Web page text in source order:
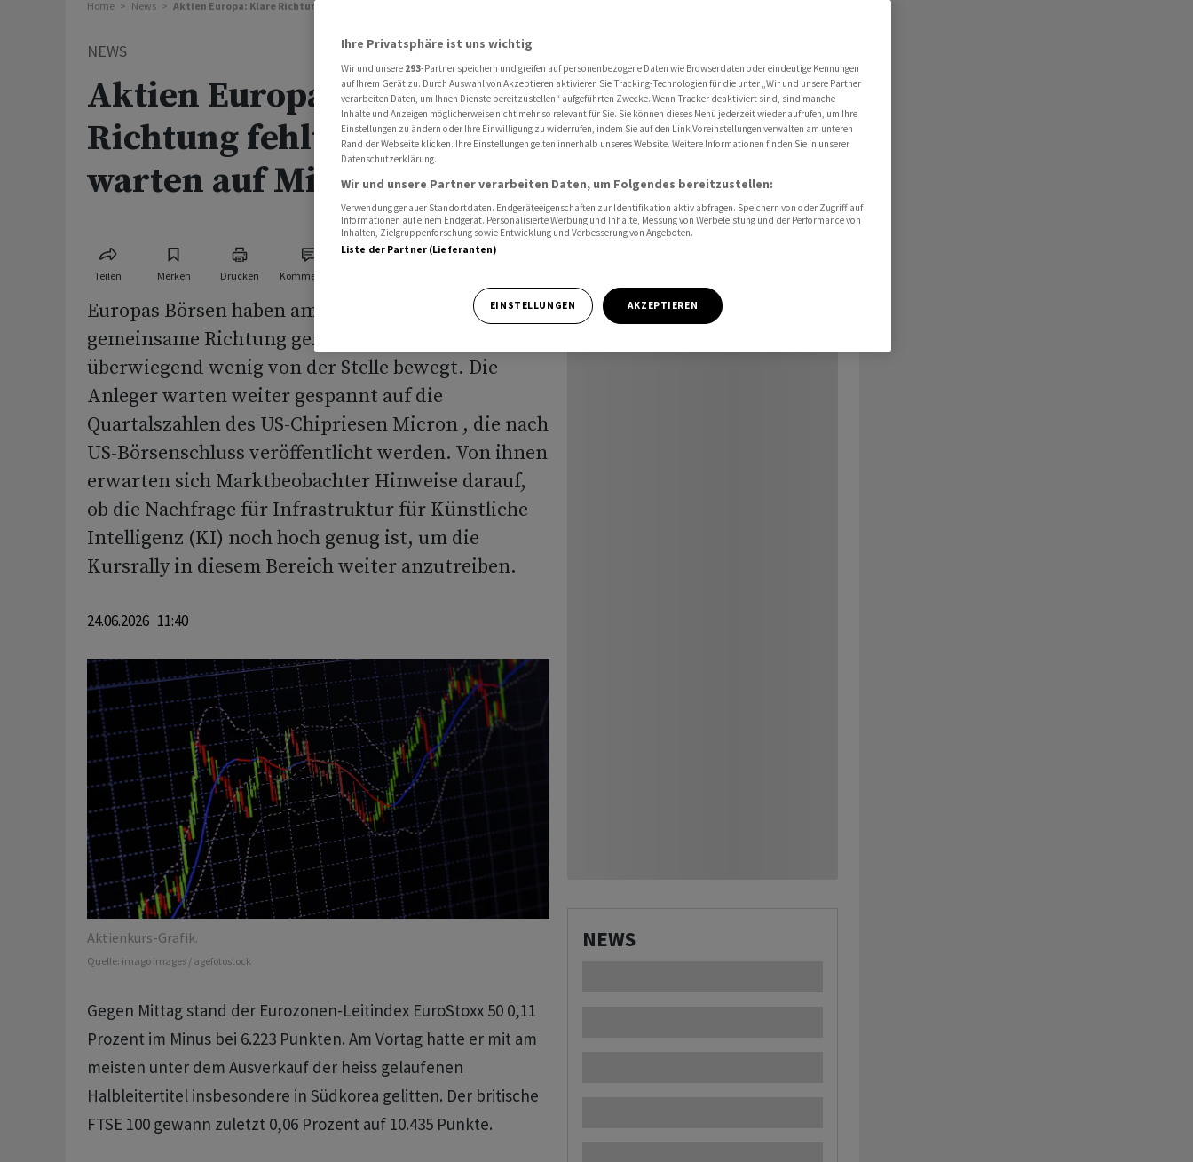
Home News Aktien Europa: Klare Richtung fehlt - Anleger warten auf Micron-Zahlen
NEWS
Aktien Europa: Klare
Richtung fehlt - Anleger
warten auf Micron-Zahlen
Teilen Merken Drucken Kommentare
Europas Börsen haben am Mittwoch keine
gemeinsame Richtung gefunden und sich
überwiegend wenig von der Stelle bewegt. Die
Anleger warten weiter gespannt auf die
Quartalszahlen des US-Chipriesen Micron , die nach
US-Börsenschluss veröffentlicht werden. Von ihnen
erwarten sich Marktbeobachter Hinweise darauf,
ob die Nachfrage für Infrastruktur für Künstliche
Intelligenz (KI) noch hoch genug ist, um die
Kursrally in diesem Bereich weiter anzutreiben.
24.06.2026 11:40
Aktienkurs-Grafik.
Quelle: imago images / agefotostock
Gegen Mittag stand der Eurozonen-Leitindex EuroStoxx 50 0,11
Prozent im Minus bei 6.223 Punkten. Am Vortag hatte er mit am
meisten unter dem Ausverkauf der heiss gelaufenen
Halbleitertitel insbesondere in Südkorea gelitten. Der britische
FTSE 100 gewann zuletzt 0,06 Prozent auf 10.435 Punkte.
NEWS
Ihre Privatsphäre ist uns wichtig
Wir und unsere 293-Partner speichern und greifen auf personenbezogene Daten wie Browserdaten oder eindeutige Kennungen
auf Ihrem Gerät zu. Durch Auswahl von Akzeptieren aktivieren Sie Tracking-Technologien für die unter „Wir und unsere Partner
verarbeiten Daten, um Ihnen Dienste bereitzustellen“ aufgeführten Zwecke. Wenn Tracker deaktiviert sind, sind manche
Inhalte und Anzeigen möglicherweise nicht mehr so relevant für Sie. Sie können dieses Menü jederzeit wieder aufrufen, um Ihre
Einstellungen zu ändern oder Ihre Einwilligung zu widerrufen, indem Sie auf den Link Voreinstellungen verwalten am unteren
Rand der Webseite klicken. Ihre Einstellungen gelten innerhalb unseres Website. Weitere Informationen finden Sie in unserer
Datenschutzerklärung.
Wir und unsere Partner verarbeiten Daten, um Folgendes bereitzustellen:
Verwendung genauer Standortdaten. Endgeräteeigenschaften zur Identifikation aktiv abfragen. Speichern von oder Zugriff auf
Informationen auf einem Endgerät. Personalisierte Werbung und Inhalte, Messung von Werbeleistung und der Performance von
Inhalten, Zielgruppenforschung sowie Entwicklung und Verbesserung von Angeboten.
Liste der Partner (Lieferanten)
EINSTELLUNGEN AKZEPTIEREN